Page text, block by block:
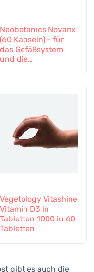
Neobotanics Novarix
(60 Kapseln) - für
das Gefäßsystem
und die
Vegetology Vitashine
Vitamin D3 in
Tabletten 1000 iu 60
Tabletten
gibt es auch die